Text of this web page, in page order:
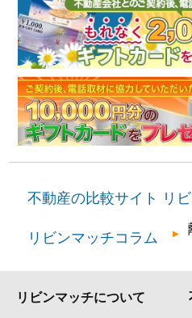
不動産の比較サイト リ
リビンマッチコラム
リビンマッチについて